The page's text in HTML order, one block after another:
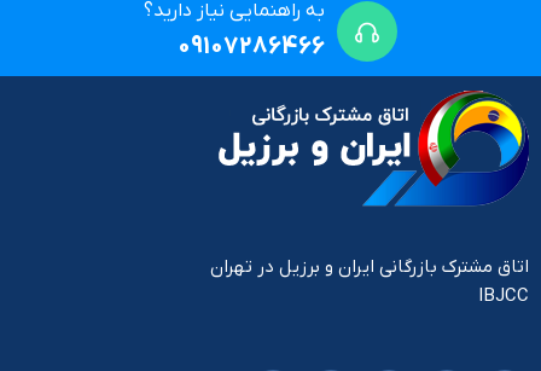
به راهنمایی نیاز دارید؟
09107286466
اتاق مشترک بازرگانی ایران و برزیل در تهران
IBJCC